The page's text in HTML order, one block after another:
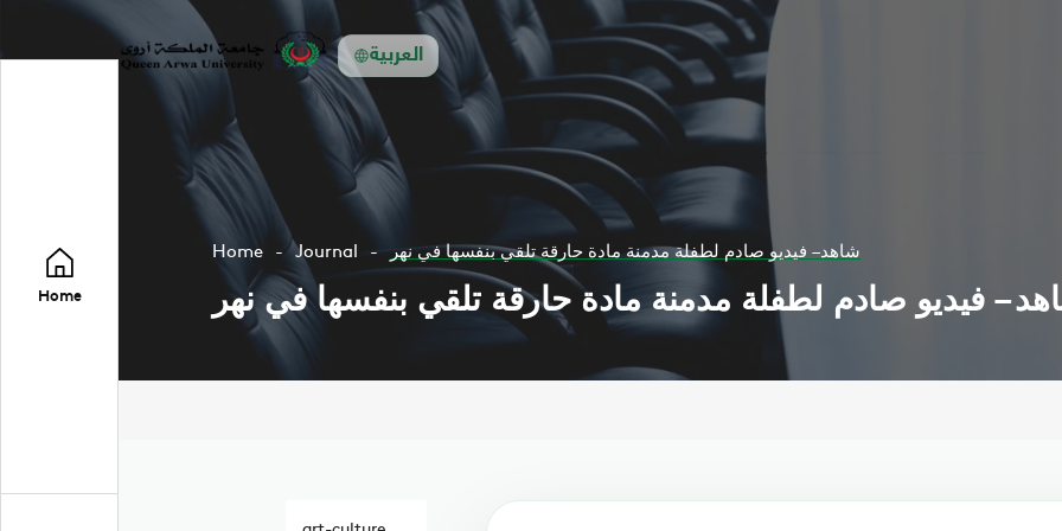
العربية
Home
Home Journal شاهد – فيديو صادم لطفلة مدمنة مادة حارقة تلقي بنفسها في نهر
– فيديو صادم لطفلة مدمنة مادة حارقة تلقي بنفسها في نهر